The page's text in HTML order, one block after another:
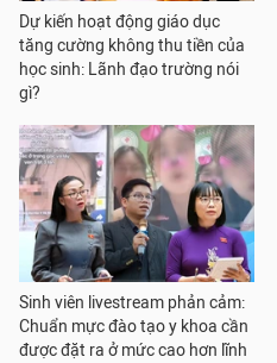
Dự kiến hoạt động giáo dục
tăng cường không thu tiền của
học sinh: Lãnh đạo trường nói
gì?
Sinh viên livestream phản cảm:
Chuẩn mực đào tạo y khoa cần
được đặt ra ở mức cao hơn lĩnh